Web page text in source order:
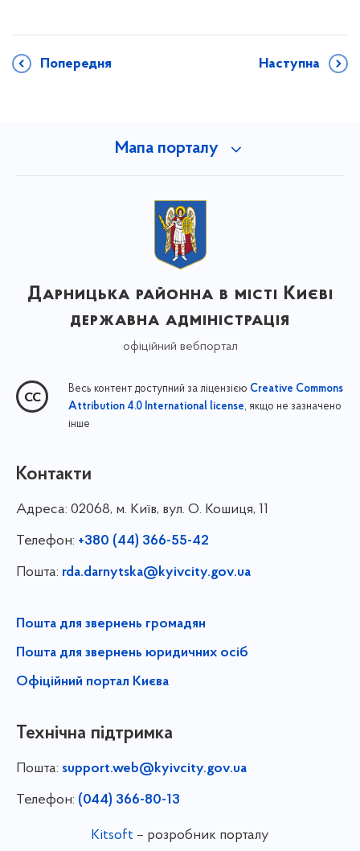
Попередня Наступна
Мапа порталу
Дарницька районна в місті Києві
державна адміністрація
офіційний вебпортал
Весь контент доступний за ліцензією Creative Commons
Attribution 4.0 International license, якщо не зазначено
інше
Контакти
Адреса: 02068, м. Київ, вул. О. Кошиця, 11
Телефон: +380 (44) 366-55-42
Пошта: rda.darnytska@kyivcity.gov.ua
Пошта для звернень громадян
Пошта для звернень юридичних осіб
Офіційний портал Києва
Технічна підтримка
Пошта: support.web@kyivcity.gov.ua
Телефон: (044) 366-80-13
Kitsoft – розробник порталу